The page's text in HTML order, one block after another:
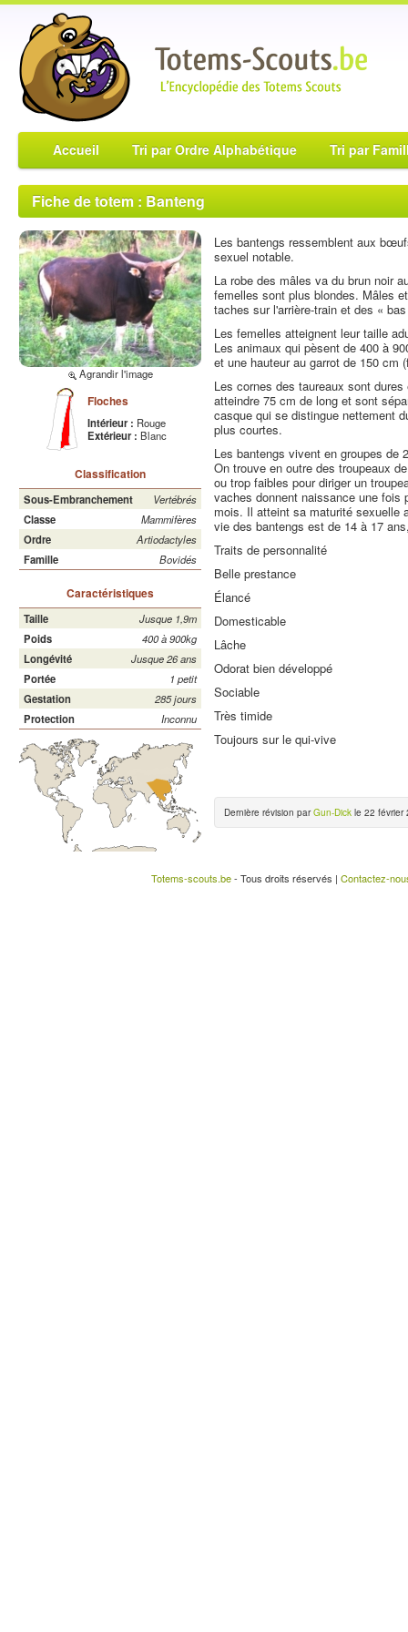
Accueil Tri par Ordre Alphabétique Tri par
Fiche de totem : Banteng
Agrandir l'image
Floches
Intérieur : Rouge
Extérieur : Blanc
Classification
Sous-Embranchement
Vertébrés
Classe
Mammifères
Ordre
Artiodactyles
Famille
Bovidés
Caractéristiques
Taille
Jusque 1,9m
Poids
400 à 900kg
Longévité
Jusque 26 ans
Portée
1 petit
Gestation
285 jours
Protection
Inconnu
Les bantengs ressemblent aux
sexuel notable.
La robe des mâles va du brun noir
femelles sont plus blondes. Mâles
taches sur l'arrière-train et des «
Les femelles atteignent leur taille
Les animaux qui pèsent de 400 à
et une hauteur au garrot de 150 cm
Les cornes des taureaux sont
atteindre 75 cm de long et sont
casque qui se distingue nettement
plus courtes.
Les bantengs vivent en groupes de
On trouve en outre des troupeaux
ou trop faibles pour diriger un
vaches donnent naissance une fois
mois. Il atteint sa maturité sexuelle
vie des bantengs est de 14 à 17
Traits de personnalité
Belle prestance
Élancé
Domesticable
Lâche
Odorat bien développé
Sociable
Très timide
Toujours sur le qui-vive
Dernière révision parGun-Dick le 22 février
Totems-scouts.be- Tous droits réservés | Contactez-